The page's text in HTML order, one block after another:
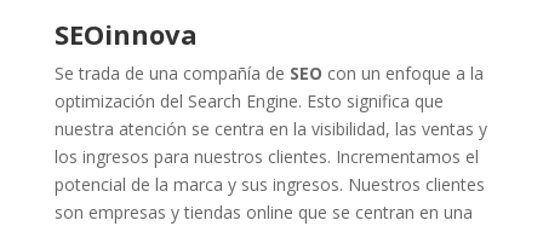
SEOinnova
Se trada de una compañía de SEO con un enfoque a la
optimización del Search Engine. Esto significa que
nuestra atención se centra en la visibilidad, las ventas y
los ingresos para nuestros clientes. Incrementamos el
potencial de la marca y sus ingresos. Nuestros clientes
son empresas y tiendas online que se centran en una